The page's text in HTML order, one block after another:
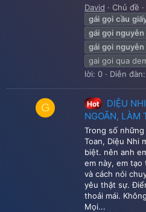
David
Chủ đề
gái gọi cầu
gái gọi nguyễn
gái gọi nguyễn
gai goi qua
lời: 0
Diễn đàn:
G Hot
DIỆU
NGOÃN, LÀM
Trong số
Toan, Diệu Nhi
biệt. nên anh
em này, em tạo
và cách nói
yêu thật sự.
thoải mái.
Mọi...